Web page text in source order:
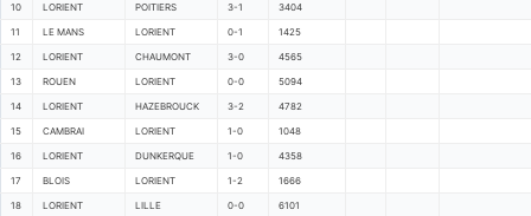
10 LORIENT POITIERS 3-1 3404
11 LE MANS LORIENT 0-1 1425
12 LORIENT CHAUMONT 3-0 4565
13 ROUEN LORIENT 0-0 5094
14 LORIENT HAZEBROUCK 3-2 4782
15 CAMBRAI LORIENT 1-0 1048
16 LORIENT DUNKERQUE 1-0 4358
17 BLOIS LORIENT 1-2 1666
18 LORIENT LILLE 0-0 6101